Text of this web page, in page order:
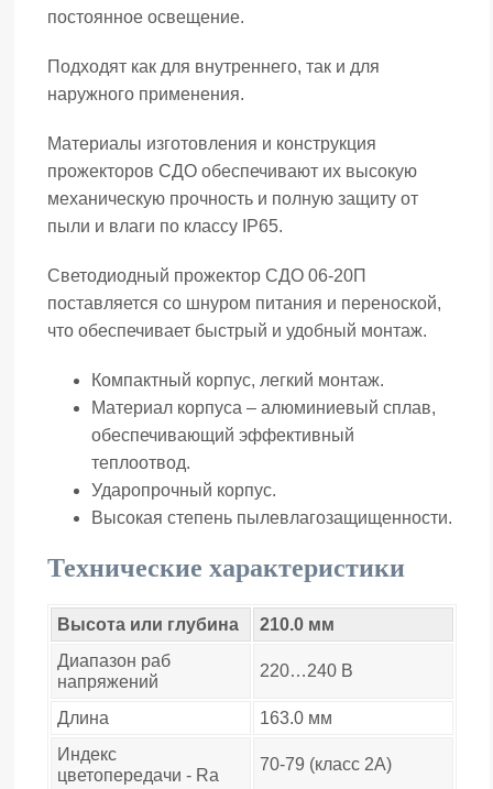
постоянное освещение.
Подходят как для внутреннего, так и для
наружного применения.
Материалы изготовления и конструкция
прожекторов СДО обеспечивают их высокую
механическую прочность и полную защиту от
пыли и влаги по классу IP65.
Светодиодный прожектор СДО 06-20П
поставляется со шнуром питания и переноской,
что обеспечивает быстрый и удобный монтаж.
Компактный корпус, легкий монтаж.
Материал корпуса – алюминиевый сплав,
обеспечивающий эффективный
теплоотвод.
Ударопрочный корпус.
Высокая степень пылевлагозащищенности.
Технические характеристики
Высота или глубина
210.0 мм
Диапазон раб
напряжений
220…240 В
Длина
163.0 мм
Индекс
цветопередачи - Ra
70-79 (класс 2A)